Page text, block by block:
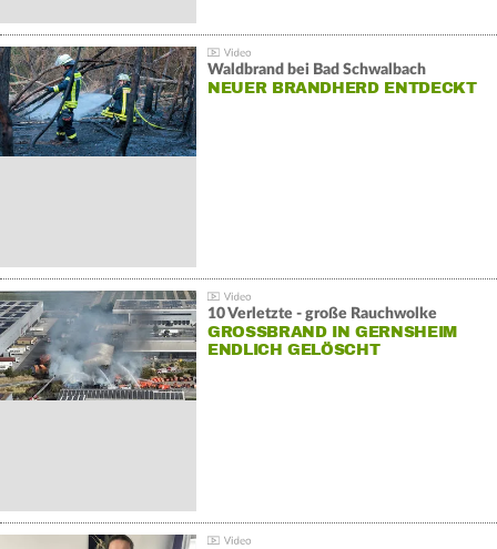
Waldbrand bei Bad Schwalbach
NEUER BRANDHERD ENTDECKT
10 Verletzte - große Rauchwolke
GROSSBRAND IN GERNSHEIM E
NDLICH GELÖSCHT